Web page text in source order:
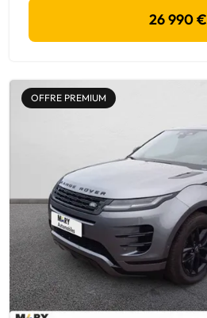
26 990 €
OFFRE PREMIUM